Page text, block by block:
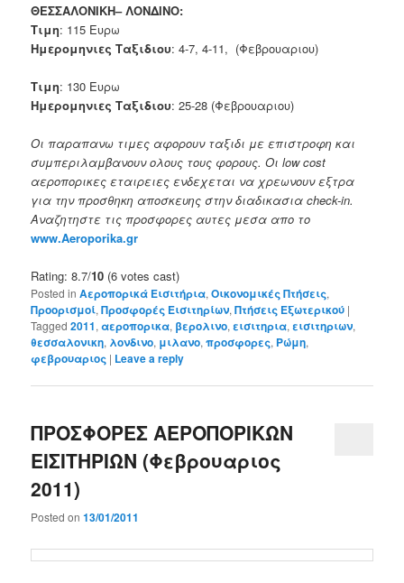
ΘΕΣΣΑΛΟΝΙΚΗ– ΛΟΝΔΙΝΟ:
Τιμη: 115 Ευρω
Ημερομηνιες Ταξιδιου: 4-7, 4-11, (Φεβρουαριου)
Τιμη: 130 Ευρω
Ημερομηνιες Ταξιδιου: 25-28 (Φεβρουαριου)
Οι παραπανω τιμες αφορουν ταξιδι με επιστροφη και
συμπεριλαμβανουν ολους τους φορους. Οι low cost
αεροπορικες εταιρειες ενδεχεται να χρεωνουν εξτρα
για την προσθηκη αποσκευης στην διαδικασια check-in.
Αναζητηστε τις προσφορες αυτες μεσα απο το
www.Aeroporika.gr
Rating: 8.7/10 (6 votes cast)
Posted in Αεροπορικά Εισιτήρια,Οικονομικές Πτήσεις,
Προορισμοί,Προσφορές Εισιτηρίων,Πτήσεις Εξωτερικού |
Tagged 2011,αεροπορικα, βερολινο,εισιτηρια,εισιτηριων,
θεσσαλονικη, λονδινο, μιλανο,προσφορες, Ρώμη,
φεβρουαριος | Leave a reply
ΠΡΟΣΦΟΡΕΣ ΑΕΡΟΠΟΡΙΚΩΝ
ΕΙΣΙΤΗΡΙΩΝ (Φεβρουαριος
2011)
Posted on13/01/2011